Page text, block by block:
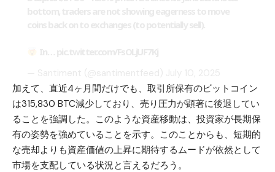
加えて、直近4ヶ月間だけでも、取引所保有のビットコイン
は315,830 BTC減少しており、売り圧力が顕著に後退してい
ることを強調した。このような資産移動は、投資家が長期保
有の姿勢を強めていることを示す。このことからも、短期的
な売却よりも資産価値の上昇に期待するムードが依然として
市場を支配している状況と言えるだろう。